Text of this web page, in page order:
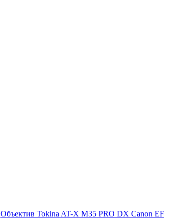
Объектив Tokina AT-X M35 PRO DX Canon EF